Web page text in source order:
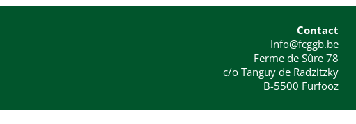
Contact
Info@fcggb.be
Ferme de Sûre 78
c/o Tanguy de Radzitzky
B-5500 Furfooz